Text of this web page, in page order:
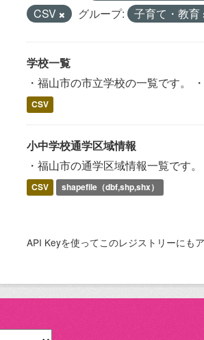
CSV
グループ: 子育て・教育
学校一覧
・福山市の市立学校の一覧です。
CSV
小中学校通学区域情報
・福山市の通学区域情報一覧です
CSV shapefile（dbf,shp,shx）
API Keyを使ってこのレジストリーにも